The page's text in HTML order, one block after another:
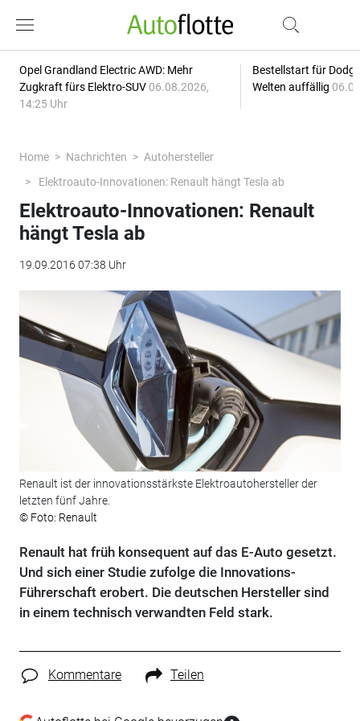
Opel Grandland Electric AWD: Mehr
Zugkraft fürs Elektro-SUV 06.08.2026,
14:25 Uhr
Bestellstart für
Welten auffällig
Home Nachrichten
Autohersteller
Elektroauto-Innovationen: Renault hängt Tesla ab
Elektroauto-Innovationen: Renault
hängt Tesla ab
19.09.2016 07:38 Uhr
Renault ist der innovationsstärkste Elektroautohersteller der
letzten fünf Jahre.
© Foto: Renault
Renault hat früh konsequent auf das E-Auto gesetzt.
Und sich einer Studie zufolge die Innovations-
Führerschaft erobert. Die deutschen Hersteller sind
in einem technisch verwandten Feld stark.
Kommentare Teilen